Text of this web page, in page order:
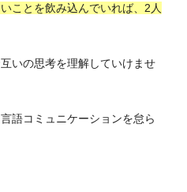
ことを飲み込んでいれば、2人
いの思考を理解していけませ
語コミュニケーションを怠ら